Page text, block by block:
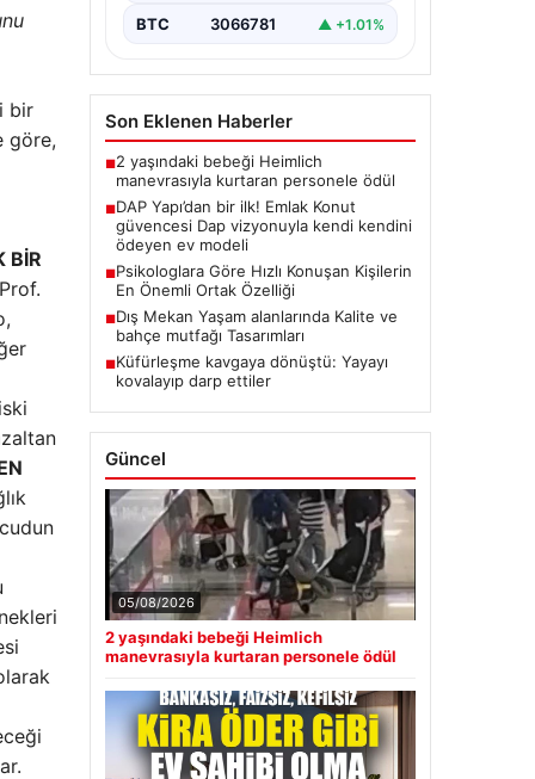
bir
göre,
BİR
BTC 3066781 ▲ +1.01%
Son Eklenen Haberler
■2 yaşındaki bebeği Heimlich
manevrasıyla kurtaran personele ödül
■DAP Yapı’dan bir ilk! Emlak Konut
güvencesi Dap vizyonuyla kendi kendini
ödeyen ev modeli
■Psikologlara Göre Hızlı Konuşan Kişilerin
En Önemli Ortak Özelliği
■Dış Mekan Yaşam alanlarında Kalite ve
bahçe mutfağı Tasarımları
■Küfürleşme kavgaya dönüştü: Yayayı
kovalayıp darp ettiler
Güncel
05/08/2026
2 yaşındaki bebeği Heimlich
manevrasıyla kurtaran personele ödül